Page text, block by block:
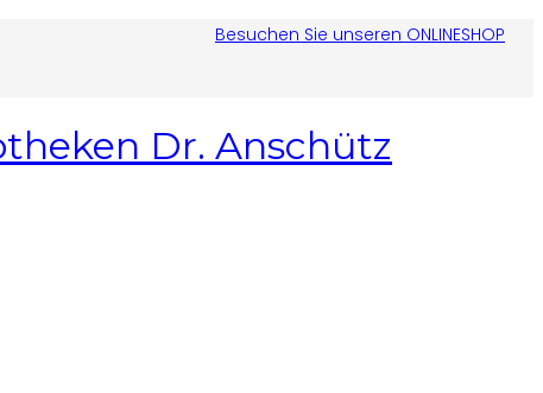
Besuchen Sie unseren ONLINESHOP